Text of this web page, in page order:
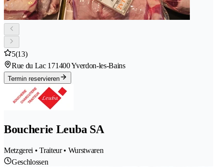
5(13)
Rue du Lac 171400 Yverdon-les-Bains
Termin reservieren
Boucherie Leuba SA
Metzgerei • Traiteur • Wurstwaren
Geschlossen